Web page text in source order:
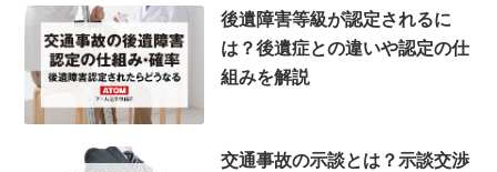
後遺障害等級が認定されるに
は？後遺症との違いや認定の仕
組みを解説
交通事故の示談とは？示談交渉